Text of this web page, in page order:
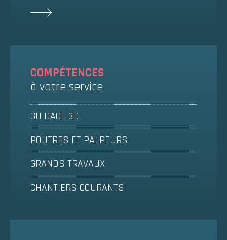
COMPÉTENCES
à votre service
GUIDAGE 3D
POUTRES ET PALPEURS
GRANDS TRAVAUX
CHANTIERS COURANTS